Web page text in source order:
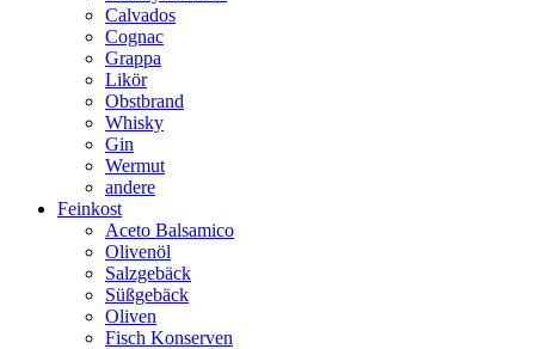
Calvados
Cognac
Grappa
Likör
Obstbrand
Whisky
Gin
Wermut
andere
Feinkost
Aceto Balsamico
Olivenöl
Salzgebäck
Süßgebäck
Oliven
Fisch Konserven